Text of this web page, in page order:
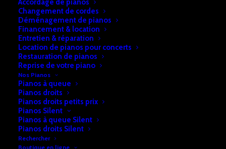
Accordage de pianos
Changement de cordes
Déménagement de pianos
Financement & location
Entretien & réparation
Location de pianos pour concerts
Restauration de pianos
Reprise de votre piano
Nos Pianos
Pianos à queue
Pianos droits
Pianos droits petits prix
Pianos Silent
Pianos à queue Silent
Pianos droits Silent
Rechercher
Boutique en ligne